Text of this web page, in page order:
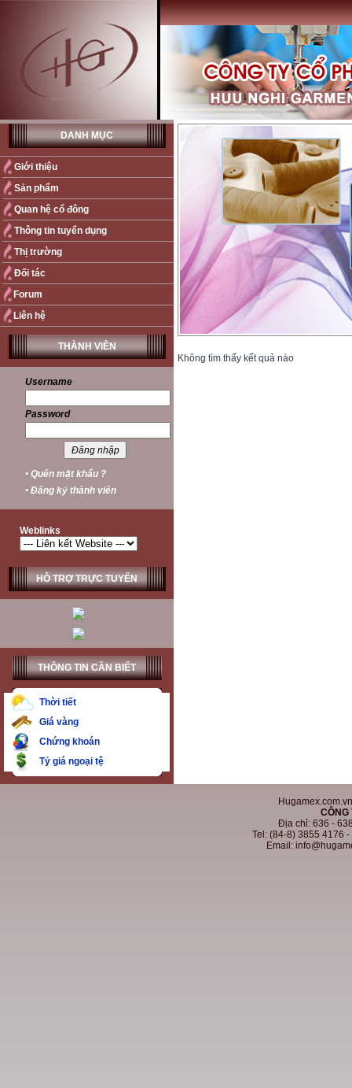
DANH MỤC
Giới thiệu
Sản phẩm
Quan hệ cổ đông
Thông tin tuyển dụng
Thị trường
Đối tác
Forum
Liên hệ
THÀNH VIÊN
Username
Password
• Quên mật khẩu ?
• Đăng ký thành viên
Weblinks
HỖ TRỢ TRỰC TUYẾN
THÔNG TIN CẦN BIẾT
Thời tiết
Giá vàng
Chứng khoán
Tỷ giá ngoại tệ
Không tìm thấy kết quả nào
CÔNG
Địa chỉ: 636 -
Tel: (84-8) 3855 4176
Email: